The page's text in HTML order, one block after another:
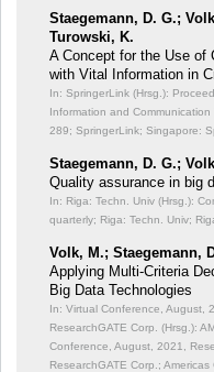
Staegemann, D. G.;
Turowski, K.
A Concept for the Use of
with Vital Information in
In: SpringerLink (Hrsg.):
Information and
289; SpringerLink; Singapore:
Staegemann, D. G.;
Quality assurance in big
In: Riga: Techn. Univ (Hrsg.):
quarterly; Riga: Techn. Univ;
Volk, M.; Staegemann,
Applying Multi-Criteria
Big Data Technologies
In: Virtual Conference, August,
ResearchGATE Corp. (Hrsg.):
Conference, August, 2021,
ResearchGATE Corp.;